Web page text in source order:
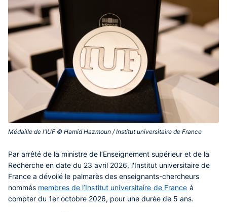
Médaille de l'IUF © Hamid Hazmoun / Institut universitaire de France‎
Contenu
central
Par arrêté de la ministre de l’Enseignement supérieur et de la
Recherche en date du 23 avril 2026, l'Institut universitaire de
France a dévoilé le palmarès des enseignants-chercheurs
nommés membres de l’Institut universitaire de France à
compter du 1er octobre 2026, pour une durée de 5 ans.